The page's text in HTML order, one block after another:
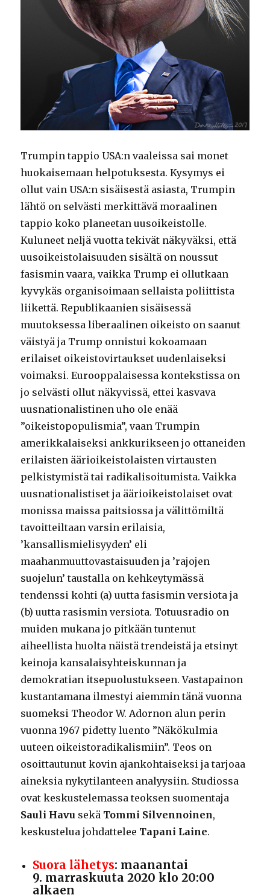
Trumpin tappio USA:n vaaleissa sai monet
huokaisemaan helpotuksesta. Kysymys ei
ollut vain USA:n sisäisestä asiasta, Trumpin
lähtö on selvästi merkittävä moraalinen
tappio koko planeetan uusoikeistolle.
Kuluneet neljä vuotta tekivät näkyväksi, että
uusoikeistolaisuuden sisältä on noussut
fasismin vaara, vaikka Trump ei ollutkaan
kyvykäs organisoimaan sellaista poliittista
liikettä. Republikaanien sisäisessä
muutoksessa liberaalinen oikeisto on saanut
väistyä ja Trump onnistui kokoamaan
erilaiset oikeistovirtaukset uudenlaiseksi
voimaksi. Eurooppalaisessa kontekstissa on
jo selvästi ollut näkyvissä, ettei kasvava
uusnationalistinen uho ole enää
”oikeistopopulismia”, vaan Trumpin
amerikkalaiseksi ankkurikseen jo ottaneiden
erilaisten äärioikeistolaisten virtausten
pelkistymistä tai radikalisoitumista. Vaikka
uusnationalistiset ja äärioikeistolaiset ovat
monissa maissa paitsiossa ja välittömiltä
tavoitteiltaan varsin erilaisia,
’kansallismielisyyden’ eli
maahanmuuttovastaisuuden ja ’rajojen
suojelun’ taustalla on kehkeytymässä
tendenssi kohti (a) uutta fasismin versiota ja
(b) uutta rasismin versiota. Totuusradio on
muiden mukana jo pitkään tuntenut
aiheellista huolta näistä trendeistä ja etsinyt
keinoja kansalaisyhteiskunnan ja
demokratian itsepuolustukseen. Vastapainon
kustantamana ilmestyi aiemmin tänä vuonna
suomeksi Theodor W. Adornon alun perin
vuonna 1967 pidetty luento ”Näkökulmia
uuteen oikeistoradikalismiin”. Teos on
osoittautunut kovin ajankohtaiseksi ja tarjoaa
aineksia nykytilanteen analyysiin. Studiossa
ovat keskustelemassa teoksen suomentaja
Sauli Havu sekä Tommi Silvennoinen,
keskustelua johdattelee Tapani Laine.
Suora lähetys: maanantai
9. marraskuuta 2020 klo 20:00
alkaen